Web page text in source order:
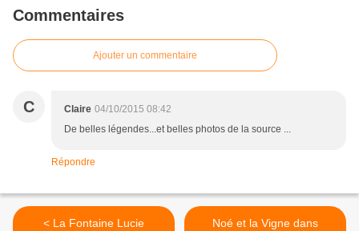
Commentaires
Ajouter un commentaire
C Claire 04/10/2015 08:42
De belles légendes...et belles photos de la source ...
Répondre
< La Fontaine Lucie
Noé et la Vigne dans